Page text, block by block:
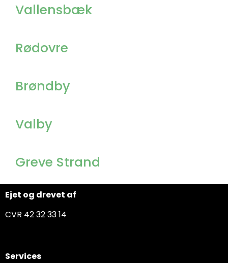
Vallensbæk
Rødovre
Brøndby
Valby
Greve Strand
Ejet og drevet af
CVR 42 32 33 14
Services